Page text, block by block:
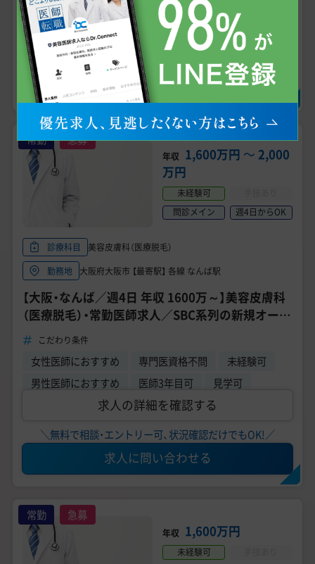
見学可 当直無し・オンコール無し 研修制度有
求人の詳細を確認する
＼無料で相談・エントリー可、状況確認だけでもOK!／
求人に問い合わせる
常勤 急募
年収 1,600万円 〜 2,000
万円
未経験可
問診メイン
週4日からOK
診療科目
美容皮膚科（医療脱毛）
勤務地
大阪府大阪市 【最寄駅】 各線 なんば駅
【大阪・なんば／週4日 年収 1600万～】美容皮膚科
（医療脱毛）・常勤医師求人／SBC系列の新規オープ
ンクリニック／未経験応募可能！
こだわり条件
女性医師におすすめ 専門医資格不問
未経験可
男性医師におすすめ
医師3年目可 見学可
求人の詳細を確認する
＼無料で相談・エントリー可、状況確認だけでもOK!／
求人に問い合わせる
常勤 急募
年収 1,600万円
未経験可